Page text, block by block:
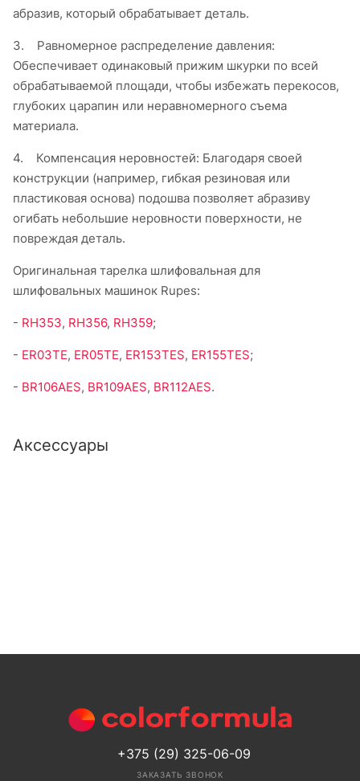
абразив, который обрабатывает деталь.
3. Равномерное распределение давления:
Обеспечивает одинаковый прижим шкурки по всей
обрабатываемой площади, чтобы избежать перекосов,
глубоких царапин или неравномерного съема
материала.
4. Компенсация неровностей: Благодаря своей
конструкции (например, гибкая резиновая или
пластиковая основа) подошва позволяет абразиву
огибать небольшие неровности поверхности, не
повреждая деталь.
Оригинальная тарелка шлифовальная для
шлифовальных машинок Rupes:
- RH353, RH356, RH359;
- ER03TE, ER05TE, ER153TES, ER155TES;
- BR106AES, BR109AES, BR112AES.
Аксессуары
+375 (29) 325-06-09
ЗАКАЗАТЬ ЗВОНОК